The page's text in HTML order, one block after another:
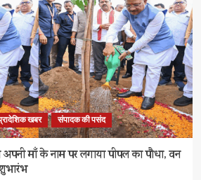
खबर संपादक की पसंद
माँ के नाम पर लगाया पीपल का पौधा, वन